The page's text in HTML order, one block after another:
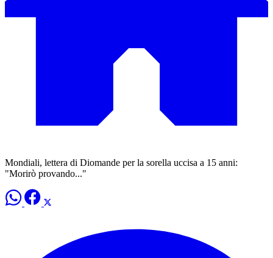
Mondiali, lettera di Diomande per la sorella uccisa a 15 anni:
"Morirò provando..."